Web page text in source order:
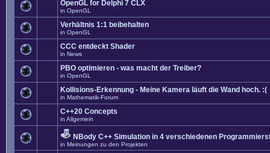
OpenGL for Delphi 7 CLX
in OpenGL
Verhältnis 1:1 beibehalten
in OpenGL
CCC entdeckt Shader
in News
PBO optimieren - was macht der Treiber?
in OpenGL
Kollisions-Erkennung - Meine Kamera läuft die Wand hoch. :(
in Mathematik-Forum
C++20 Concepts
in Allgemein
NBody C++ Simulation in 4 verschiedenen
in Meinungen zu den Projekten